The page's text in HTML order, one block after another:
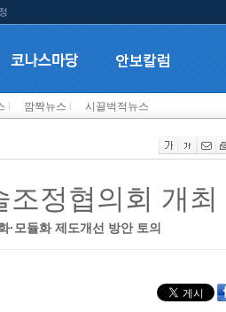
깜짝뉴스 시끌벅적뉴스
정협의회 개최
·모듈화 제도개선 방안 토의